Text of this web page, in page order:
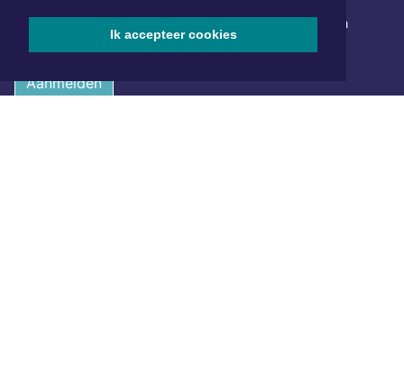
Ik accepteer cookies
Schrijf je in voor onze nieuwsbrief en krijg wekelijks een
samenvatting van alle gebeurtenissen uit jouw regio.
Aanmelden